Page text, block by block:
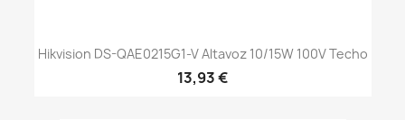
Hikvision DS-QAE0215G1-V Altavoz 10/15W 100V Techo
13,93 €